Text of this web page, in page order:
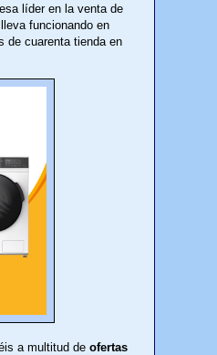
líder en la venta de
funcionando en
de cuarenta tienda en
a multitud de ofertas